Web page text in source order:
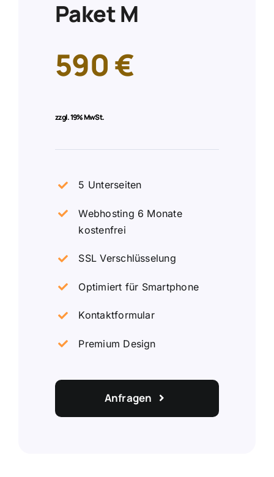
Paket M
590 €
zzgl.19% MwSt.
5 Unterseiten
Webhosting 6 Monate
kostenfrei
SSL Verschlüsselung
Optimiert für Smartphone
Kontaktformular
Premium Design
Anfragen